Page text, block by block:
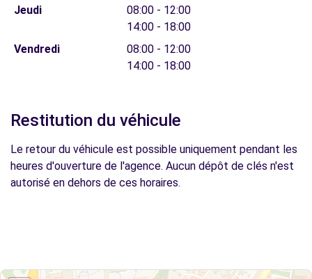
Jeudi
08:00 - 12:00
14:00 - 18:00
Vendredi
08:00 - 12:00
14:00 - 18:00
Restitution du véhicule
Le retour du véhicule est possible uniquement pendant les
heures d'ouverture de l'agence. Aucun dépôt de clés n'est
autorisé en dehors de ces horaires.